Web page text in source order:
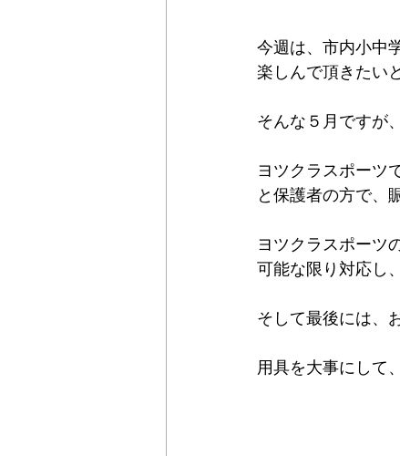
今週は、市内小中
楽しんで頂きたい
そんな５月ですが、
ヨツクラスポーツ
と保護者の方で、
ヨツクラスポーツ
可能な限り対応し
そして最後には、
用具を大事にして